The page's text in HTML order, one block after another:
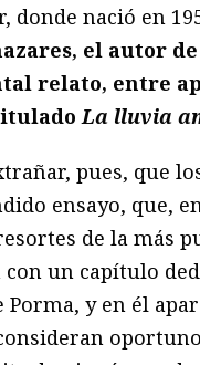
donde nació en
el autor de
relato, entre
La lluvia
pues, que
ensayo, que,
de la más
con un capítulo
Porma, y en él